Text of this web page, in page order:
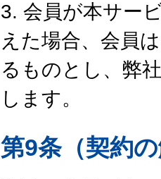
3. 会員が本サー
えた場合、会員
るものとし、弊
します。
第9条（契約